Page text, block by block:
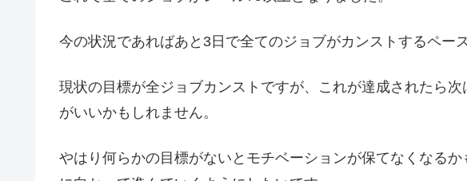
今の状況であればあと3日で全てのジョブがカンストするペー
現状の目標が全ジョブカンストですが、これが達成されたら
がいいかもしれません。
やはり何らかの目標がないとモチベーションが保てなくなる